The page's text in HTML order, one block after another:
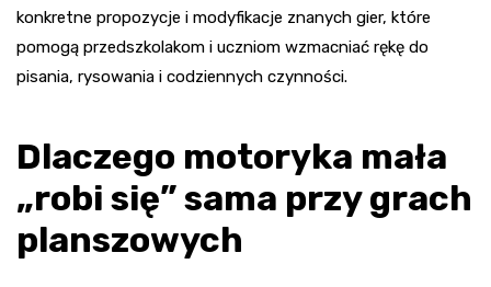
konkretne propozycje i modyfikacje znanych gier, które
pomogą przedszkolakom i uczniom wzmacniać rękę do
pisania, rysowania i codziennych czynności.
Dlaczego motoryka mała
„robi się” sama przy grach
planszowych